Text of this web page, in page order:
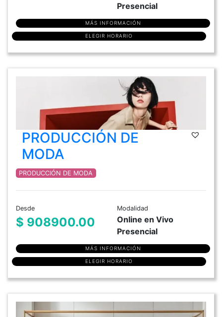
Presencial
MÁS INFORMACIÓN
ELEGIR HORARIO
PRODUCCIÓN DE
MODA
PRODUCCIÓN DE MODA
Desde
$ 908900.00
Modalidad
Online en Vivo
Presencial
MÁS INFORMACIÓN
ELEGIR HORARIO